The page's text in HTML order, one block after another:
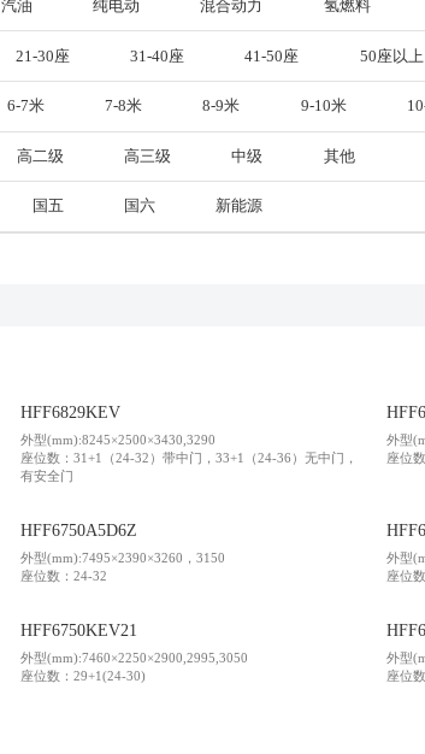
10-11米
11-12米
12-13米
13米以上
50座以上
汽油 纯电动 混合动力 氢燃料
21-30座 31-40座 41-50座 50座以上
6-7米 7-8米 8-9米 9-10米
高二级 高三级 中级 其他
国五 国六 新能源
HFF6829KEV
外型(mm):8245×2500×3430,3290
座位数：31+1（24-32）带中门，33+1（24-36）无中门，
有安全门
外型
座位
HFF6750A5D6Z
外型(mm):7495×2390×3260，3150
座位数：24-32
外型
座位
HFF6750KEV21
外型(mm):7460×2250×2900,2995,3050
座位数：29+1(24-30)
外型
座位